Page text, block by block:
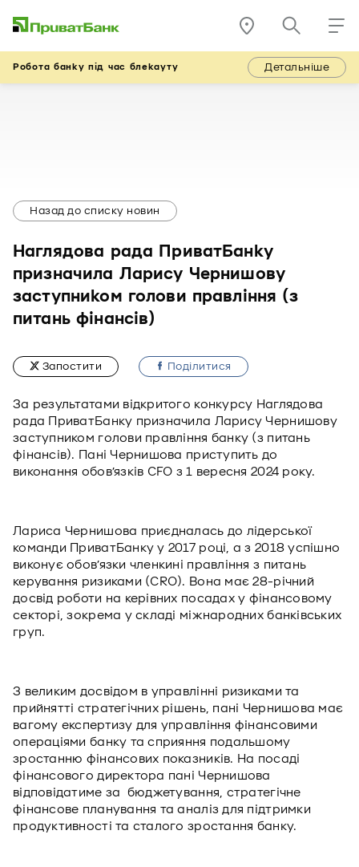
Робота банку під час блекауту Детальніше
Назад до списку новин
Наглядова рада ПриватБанку
призначила Ларису Чернишову
заступником голови правління (з
питань фінансів)
Запостити Подiлитися
За результатами відкритого конкурсу Наглядова
рада ПриватБанку призначила Ларису Чернишову
заступником голови правління банку (з питань
фінансів). Пані Чернишова приступить до
виконання обов’язків CFO з 1 вересня 2024 року.
Лариса Чернишова приєдналась до лідерської
команди ПриватБанку у 2017 році, а з 2018 успішно
виконує обов’язки членкині правління з питань
керування ризиками (CRO). Вона має 28-річний
досвід роботи на керівних посадах у фінансовому
секторі, зокрема у складі міжнародних банківських
груп.
З великим досвідом в управлінні ризиками та
прийнятті стратегічних рішень, пані Чернишова має
вагому експертизу для управління фінансовими
операціями банку та сприяння подальшому
зростанню фінансових показників. На посаді
фінансового директора пані Чернишова
відповідатиме за бюджетування, стратегічне
фінансове планування та аналіз для підтримки
продуктивності та сталого зростання банку.